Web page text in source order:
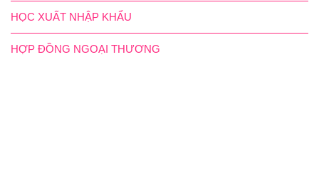
HỌC XUẤT NHẬP KHẨU
HỢP ĐỒNG NGOẠI THƯƠNG